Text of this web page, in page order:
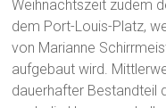
Weihnachtszeit zudem
dem Port-Louis-Platz,
von Marianne
aufgebaut wird.
dauerhafter Bestandteil